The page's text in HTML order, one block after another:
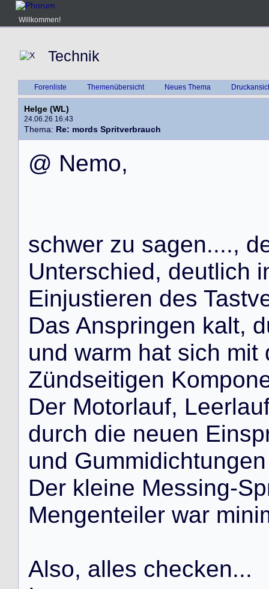
Willkommen!
Technik
Forenliste Themenübersicht Neues Thema
Helge (WL)
24.06.26 16:43
Thema: Re: mords Spritverbrauch
@ Nemo,
schwer zu sagen...., d
Unterschied, deutlich i
Einjustieren des Tastv
Das Anspringen kalt, d
und warm hat sich mit
Zündseitigen Kompon
Der Motorlauf, Leerlau
durch die neuen Einsp
und Gummidichtungen
Der kleine Messing-Sp
Mengenteiler war mini
Also, alles checken...